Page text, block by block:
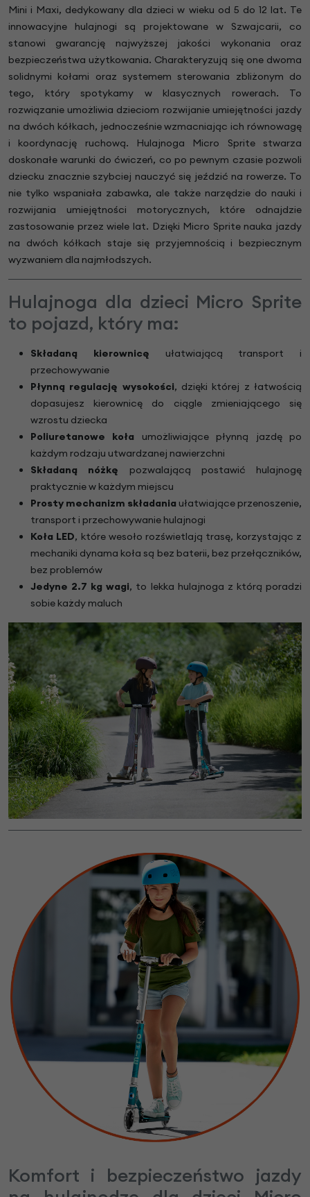
Mini i Maxi, dedykowany dla dzieci w wieku od 5 do 12 lat. Te
innowacyjne hulajnogi są projektowane w Szwajcarii, co
stanowi gwarancję najwyższej jakości wykonania oraz
bezpieczeństwa użytkowania. Charakteryzują się one dwoma
solidnymi kołami oraz systemem sterowania zbliżonym do
tego, który spotykamy w klasycznych rowerach. To
rozwiązanie umożliwia dzieciom rozwijanie umiejętności jazdy
na dwóch kółkach, jednocześnie wzmacniając ich równowagę
i koordynację ruchową. Hulajnoga Micro Sprite stwarza
doskonałe warunki do ćwiczeń, co po pewnym czasie pozwoli
dziecku znacznie szybciej nauczyć się jeździć na rowerze. To
nie tylko wspaniała zabawka, ale także narzędzie do nauki i
rozwijania umiejętności motorycznych, które odnajdzie
zastosowanie przez wiele lat. Dzięki Micro Sprite nauka jazdy
na dwóch kółkach staje się przyjemnością i bezpiecznym
wyzwaniem dla najmłodszych.
Hulajnoga dla dzieci Micro Sprite
to pojazd, który ma:
Składaną kierownicę ułatwiającą transport i
przechowywanie
Płynną regulację wysokości, dzięki której z łatwością
dopasujesz kierownicę do ciągle zmieniającego się
wzrostu dziecka
Poliuretanowe koła umożliwiające płynną jazdę po
każdym rodzaju utwardzanej nawierzchni
Składaną nóżkę pozwalającą postawić hulajnogę
praktycznie w każdym miejscu
Prosty mechanizm składania ułatwiające przenoszenie,
transport i przechowywanie hulajnogi
Koła LED, które wesoło rozświetlają trasę, korzystając z
mechaniki dynama koła są bez baterii, bez przełączników,
bez problemów
Jedyne 2.7 kg wagi, to lekka hulajnoga z którą poradzi
sobie każdy maluch
Komfort i bezpieczeństwo jazdy